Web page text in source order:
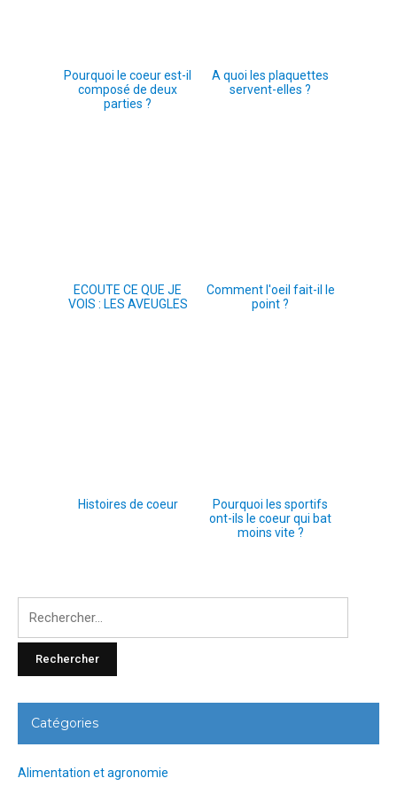
Pourquoi le coeur est-il
composé de deux
parties ?
A quoi les plaquettes
servent-elles ?
ECOUTE CE QUE JE
VOIS : LES AVEUGLES
Comment l'oeil fait-il le
point ?
Histoires de coeur
Pourquoi les sportifs
ont-ils le coeur qui bat
moins vite ?
Catégories
Alimentation et agronomie